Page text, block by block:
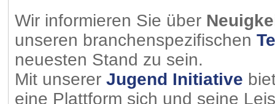
Wir informieren Sie über
unseren branchenspezifischen
neuesten Stand zu sein.
Mit unserer Jugend Initiative
eine Plattform sich und seine